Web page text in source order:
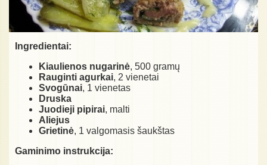
Ingredientai:
Kiaulienos nugarinė, 500 gramų
Rauginti agurkai, 2 vienetai
Svogūnai, 1 vienetas
Druska
Juodieji pipirai, malti
Aliejus
Grietinė, 1 valgomasis šaukštas
Gaminimo instrukcija: